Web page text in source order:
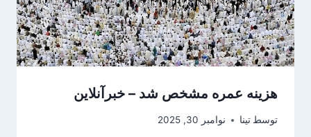
هزینه عمره مشخص شد – خبرآنلاین
توسط تینا نوامبر 30, 2025